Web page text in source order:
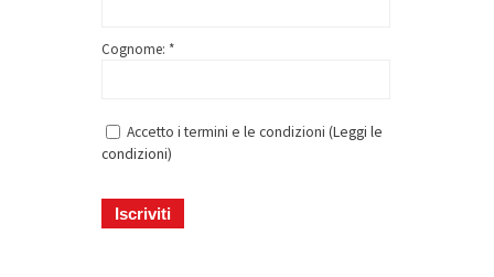
Cognome: *
Accetto i termini e le condizioni (Leggi le
condizioni)